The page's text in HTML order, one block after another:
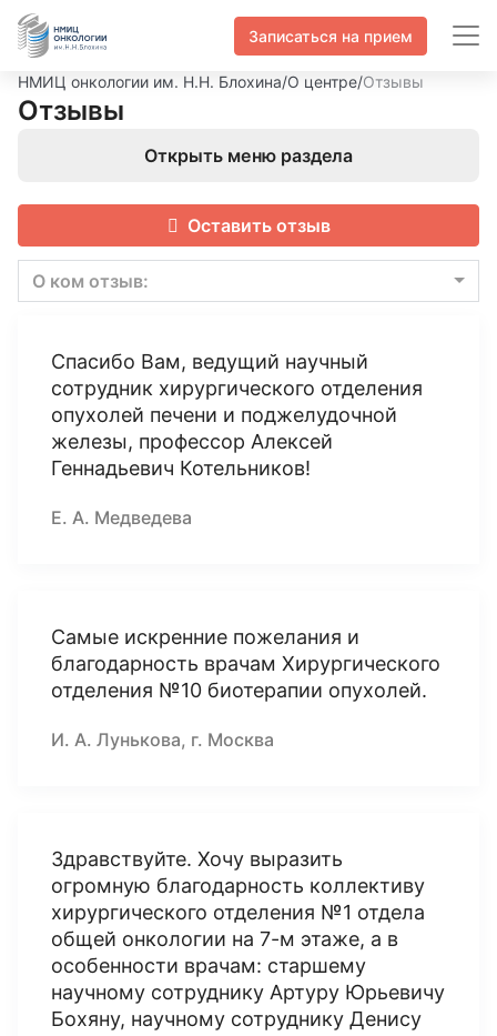
Записаться на прием
НМИЦ онкологии им. Н.Н. Блохина/О центре/Отзывы
Отзывы
Открыть меню раздела
Оставить отзыв
О ком отзыв:
Спасибо Вам, ведущий научный
сотрудник хирургического отделения
опухолей печени и поджелудочной
железы, профессор Алексей
Геннадьевич Котельников!
Е. А. Медведева
Самые искренние пожелания и
благодарность врачам Хирургического
отделения №10 биотерапии опухолей.
И. А. Лунькова, г. Москва
Здравствуйте. Хочу выразить
огромную благодарность коллективу
хирургического отделения №1 отдела
общей онкологии на 7-м этаже, а в
особенности врачам: старшему
научному сотруднику Артуру Юрьевичу
Бохяну, научному сотруднику Денису